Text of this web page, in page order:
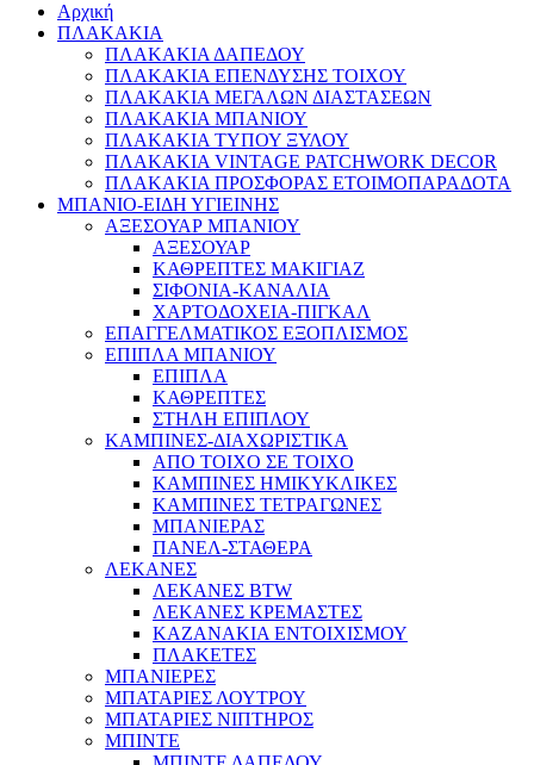
Αρχική
ΠΛΑΚΑΚΙΑ
ΠΛΑΚΑΚΙΑ ΔΑΠΕΔΟΥ
ΠΛΑΚΑΚΙΑ ΕΠΕΝΔΥΣΗΣ ΤΟΙΧΟΥ
ΠΛΑΚΑΚΙΑ ΜΕΓΑΛΩΝ ΔΙΑΣΤΑΣΕΩΝ
ΠΛΑΚΑΚΙΑ ΜΠΑΝΙΟΥ
ΠΛΑΚΑΚΙΑ ΤΥΠΟΥ ΞΥΛΟΥ
ΠΛΑΚΑΚΙΑ VINTAGE PATCHWORK DECOR
ΠΛΑΚΑΚΙΑ ΠΡΟΣΦΟΡΑΣ ΕΤΟΙΜΟΠΑΡΑΔΟΤΑ
ΜΠΑΝΙΟ-ΕΙΔΗ ΥΓΙΕΙΝΗΣ
ΑΞΕΣΟΥΑΡ ΜΠΑΝΙΟΥ
ΑΞΕΣΟΥΑΡ
ΚΑΘΡΕΠΤΕΣ ΜΑΚΙΓΙΑΖ
ΣΙΦΟΝΙΑ-ΚΑΝΑΛΙΑ
ΧΑΡΤΟΔΟΧΕΙΑ-ΠΙΓΚΑΛ
ΕΠΑΓΓΕΛΜΑΤΙΚΟΣ ΕΞΟΠΛΙΣΜΟΣ
ΕΠΙΠΛΑ ΜΠΑΝΙΟΥ
ΕΠΙΠΛΑ
ΚΑΘΡΕΠΤΕΣ
ΣΤΗΛΗ ΕΠΙΠΛΟΥ
ΚΑΜΠΙΝΕΣ-ΔΙΑΧΩΡΙΣΤΙΚΑ
ΑΠΟ ΤΟΙΧΟ ΣΕ ΤΟΙΧΟ
ΚΑΜΠΙΝΕΣ ΗΜΙΚΥΚΛΙΚΕΣ
ΚΑΜΠΙΝΕΣ ΤΕΤΡΑΓΩΝΕΣ
ΜΠΑΝΙΕΡΑΣ
ΠΑΝΕΛ-ΣΤΑΘΕΡΑ
ΛΕΚΑΝΕΣ
ΛΕΚΑΝΕΣ BTW
ΛΕΚΑΝΕΣ ΚΡΕΜΑΣΤΕΣ
ΚΑΖΑΝΑΚΙΑ ΕΝΤΟΙΧΙΣΜΟΥ
ΠΛΑΚΕΤΕΣ
ΜΠΑΝΙΕΡΕΣ
ΜΠΑΤΑΡΙΕΣ ΛΟΥΤΡΟΥ
ΜΠΑΤΑΡΙΕΣ ΝΙΠΤΗΡΟΣ
ΜΠΙΝΤΕ